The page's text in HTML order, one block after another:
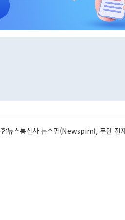
뉴스통신사 뉴스핌(Newspim), 무단 전